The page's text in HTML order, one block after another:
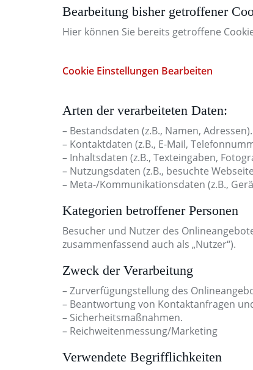
Bearbeitung bisher getroffener
Hier können Sie bereits getroffene
Cookie Einstellungen Bearbeiten
Arten der verarbeiteten Daten:
– Bestandsdaten (z.B., Namen, Adressen).
– Kontaktdaten (z.B., E-Mail,
– Inhaltsdaten (z.B., Texteingaben,
– Nutzungsdaten (z.B., besuchte
– Meta-/Kommunikationsdaten (z.B.,
Kategorien betroffener Personen
Besucher und Nutzer des
zusammenfassend auch als „Nutzer“).
Zweck der Verarbeitung
– Zurverfügungstellung des
– Beantwortung von Kontaktanfragen
– Sicherheitsmaßnahmen.
– Reichweitenmessung/Marketing
Verwendete Begrifflichkeiten